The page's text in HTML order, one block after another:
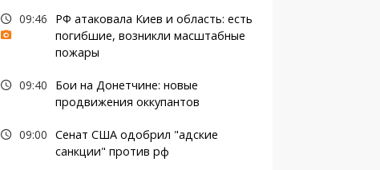
09:46
РФ атаковала Киев и область: есть
погибшие, возникли масштабные
пожары
09:40
Бои на Донетчине: новые
продвижения оккупантов
09:00 Сенат США одобрил "адские
санкции" против рф